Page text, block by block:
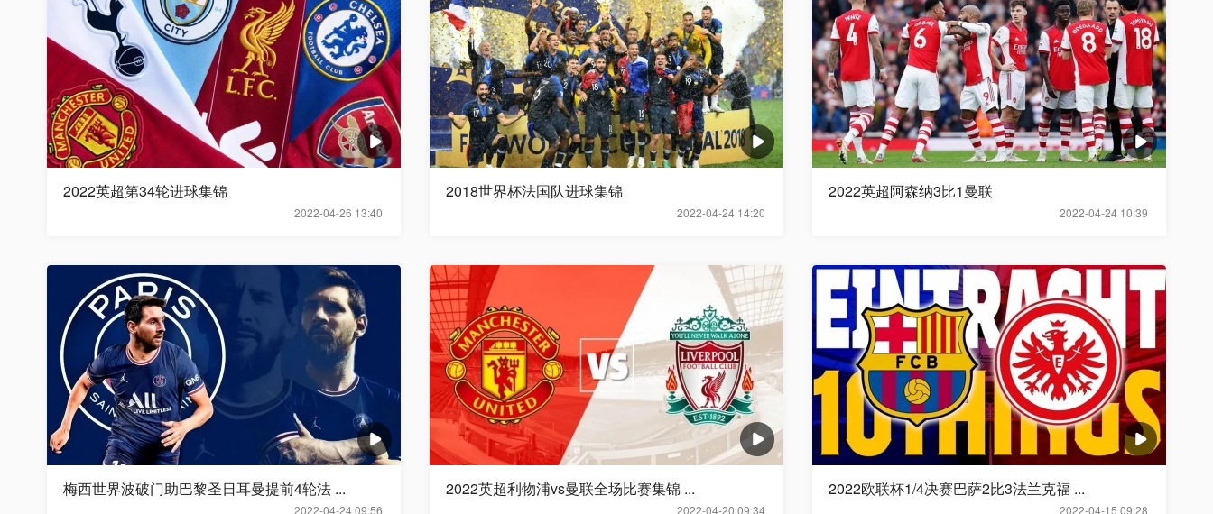
2022-04-26 13:40
2022英超第34轮进球集锦
2022-04-24 14:20
2018世界杯法国队进球集锦
2022-04-24 10:39
2022英超阿森纳3比1曼联
2022-04-24 09:56
梅西世界波破门助巴黎圣日耳曼提前4轮法 ...
2022-04-20 09:34
2022英超利物浦vs曼联全场比赛集锦 ...
2022-04-15 09:28
2022欧联杯1/4决赛巴萨2比3法兰克福 ...